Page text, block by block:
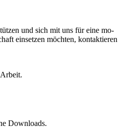
und sich mit uns für eine mo­
einsetzen möchten, kontak­tieren
Downloads.